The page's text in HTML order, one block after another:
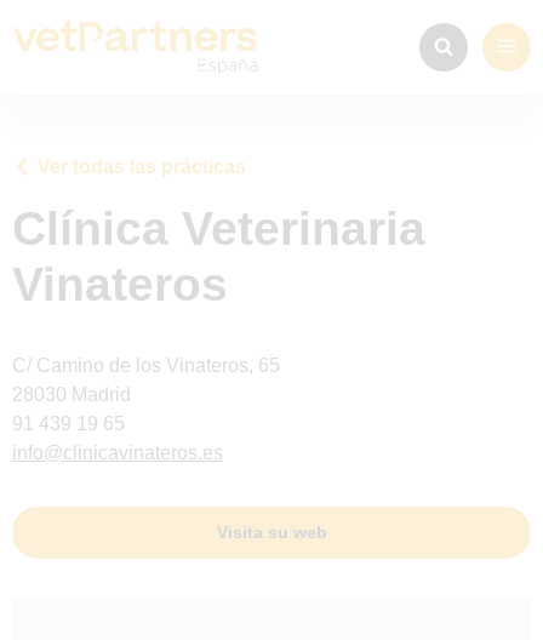
Ver todas las prácticas
Clínica Veterinaria
Vinateros
C/ Camino de los Vinateros, 65
28030 Madrid
91 439 19 65
info@clinicavinateros.es
Visita su web